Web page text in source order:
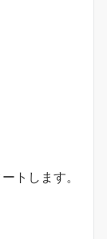
トします。